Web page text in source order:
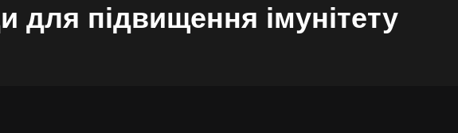
для підвищення імунітету